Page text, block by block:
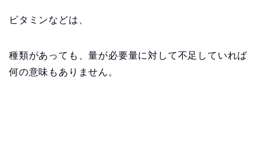
ビタミンなどは、
種類があっても、量が必要量に対して不足していれば
何の意味もありません。